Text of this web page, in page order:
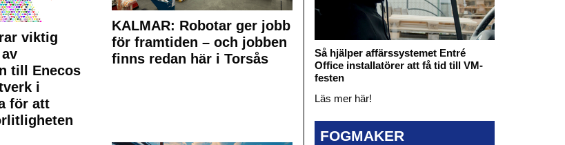
viktig
till Enecos
i
för att
KALMAR: Robotar ger jobb
för framtiden – och jobben
finns redan här i Torsås
Så hjälper affärssystemet Entré
Office installatörer att få tid till VM-
festen
Läs mer här!
FOGMAKER